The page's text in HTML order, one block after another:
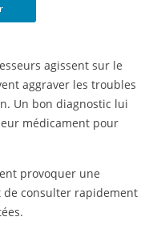
agissent sur le
aggraver les troubles
Un bon diagnostic lui
médicament pour
provoquer une
consulter rapidement